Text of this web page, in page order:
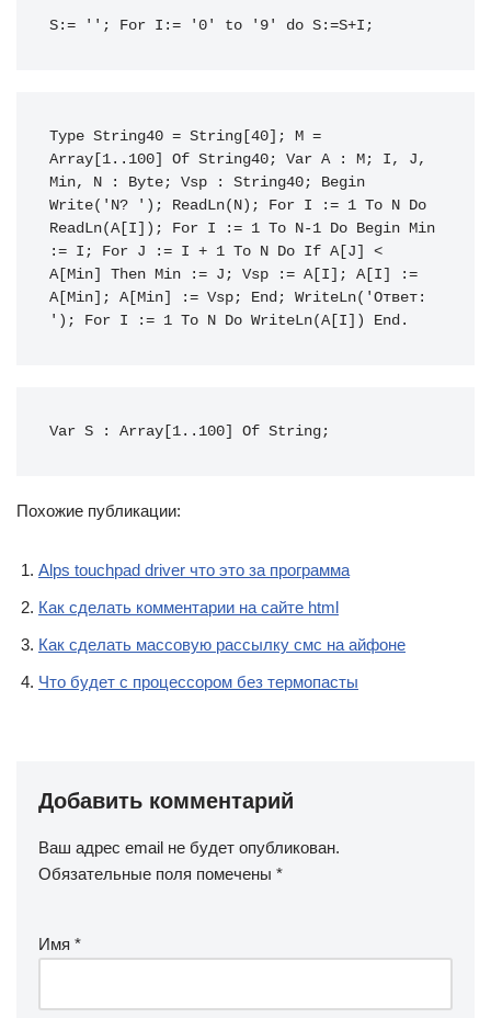
S:= ''; For I:= '0' to '9' do S:=S+I;
Type String40 = String[40]; M =
Array[1..100] Of String40; Var A : M; I, J,
Min, N : Byte; Vsp : String40; Begin
Write('N? '); ReadLn(N); For I := 1 To N Do
ReadLn(A[I]); For I := 1 To N-1 Do Begin Min
:= I; For J := I + 1 To N Do If A[J] <
A[Min] Then Min := J; Vsp := A[I]; A[I] :=
A[Min]; A[Min] := Vsp; End; WriteLn('Ответ:
'); For I := 1 To N Do WriteLn(A[I]) End.
Var S : Array[1..100] Of String;
Похожие публикации:
Alps touchpad driver что это за программа
Как сделать комментарии на сайте html
Как сделать массовую рассылку смс на айфоне
Что будет с процессором без термопасты
Добавить комментарий
Ваш адрес email не будет опубликован.
Обязательные поля помечены *
Имя *